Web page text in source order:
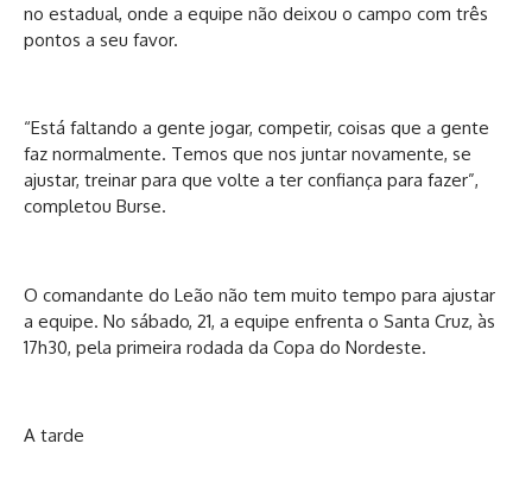
no estadual, onde a equipe não deixou o campo com três
pontos a seu favor.
“Está faltando a gente jogar, competir, coisas que a gente
faz normalmente. Temos que nos juntar novamente, se
ajustar, treinar para que volte a ter confiança para fazer”,
completou Burse.
O comandante do Leão não tem muito tempo para ajustar
a equipe. No sábado, 21, a equipe enfrenta o Santa Cruz, às
17h30, pela primeira rodada da Copa do Nordeste.
A tarde